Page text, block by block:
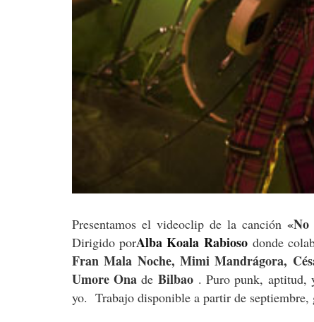
Presentamos el videoclip de la canción
Dirigido porAlba Koala Rabioso donde
Fran Mala Noche, Mimi Mandrágora,
Umore Ona de Bilbao. Puro punk, aptitud,
yo. Trabajo disponible a partir de